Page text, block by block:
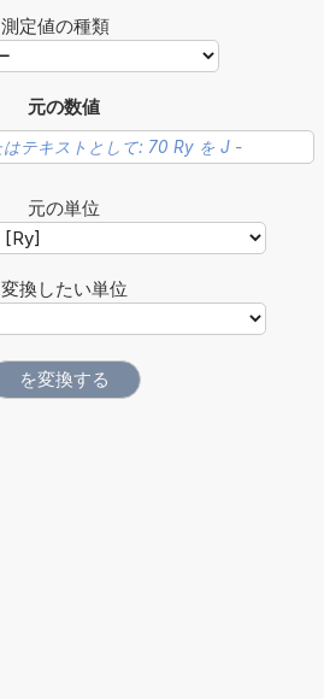
測定値の種類
元の数値
元の単位
変換したい単位